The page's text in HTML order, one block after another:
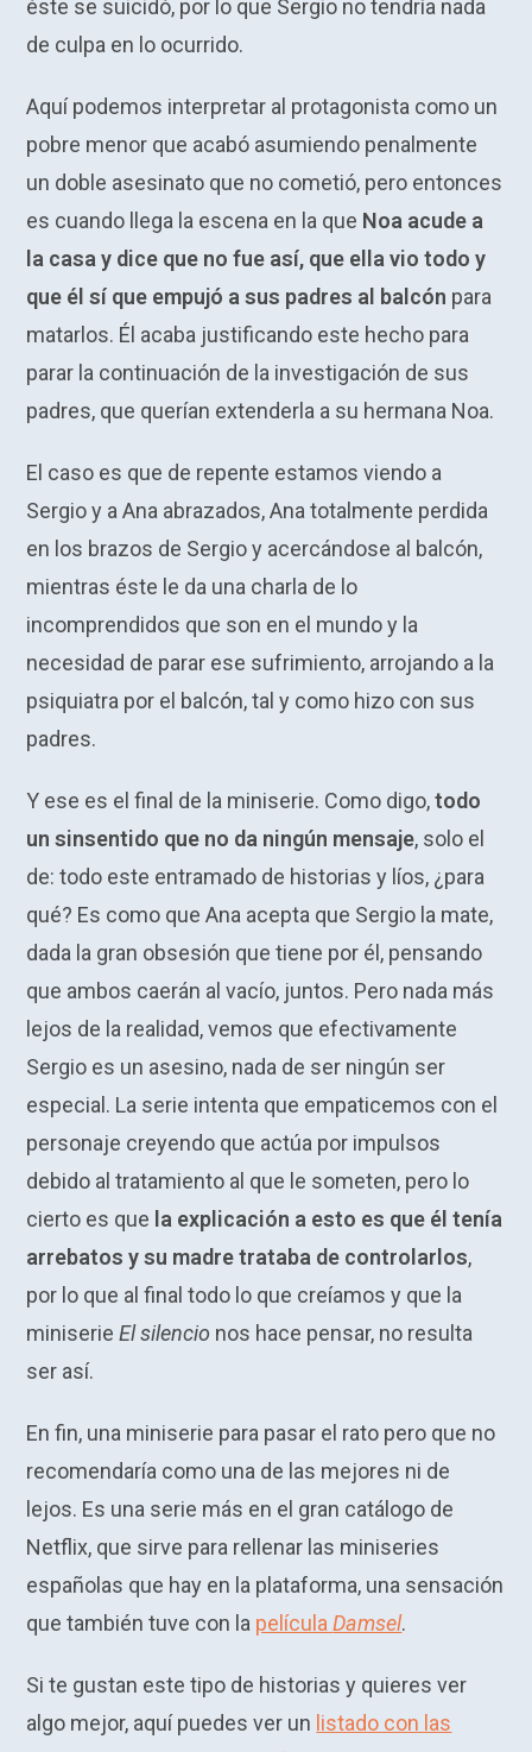
éste se suicidó, por lo que Sergio no tendría nada
de culpa en lo ocurrido.
Aquí podemos interpretar al protagonista como un
pobre menor que acabó asumiendo penalmente
un doble asesinato que no cometió, pero entonces
es cuando llega la escena en la que Noa acude a
la casa y dice que no fue así, que ella vio todo y
que él sí que empujó a sus padres al balcón para
matarlos. Él acaba justificando este hecho para
parar la continuación de la investigación de sus
padres, que querían extenderla a su hermana Noa.
El caso es que de repente estamos viendo a
Sergio y a Ana abrazados, Ana totalmente perdida
en los brazos de Sergio y acercándose al balcón,
mientras éste le da una charla de lo
incomprendidos que son en el mundo y la
necesidad de parar ese sufrimiento, arrojando a la
psiquiatra por el balcón, tal y como hizo con sus
padres.
Y ese es el final de la miniserie. Como digo,todo
un sinsentido que no da ningún mensaje, solo el
de: todo este entramado de historias y líos, ¿para
qué? Es como que Ana acepta que Sergio la mate,
dada la gran obsesión que tiene por él, pensando
que ambos caerán al vacío, juntos. Pero nada más
lejos de la realidad, vemos que efectivamente
Sergio es un asesino, nada de ser ningún ser
especial. La serie intenta que empaticemos con el
personaje creyendo que actúa por impulsos
debido al tratamiento al que le someten, pero lo
cierto es que la explicación a esto es que él tenía
arrebatos y su madre trataba de controlarlos,
por lo que al final todo lo que creíamos y que la
miniserieEl silencio nos hace pensar, no resulta
ser así.
En fin, una miniserie para pasar el rato pero que no
recomendaría como una de las mejores ni de
lejos. Es una serie más en el gran catálogo de
Netflix, que sirve para rellenar las miniseries
españolas que hay en la plataforma, una sensación
que también tuve con la películaDamsel.
Si te gustan este tipo de historias y quieres ver
algo mejor, aquí puedes ver un listado con las